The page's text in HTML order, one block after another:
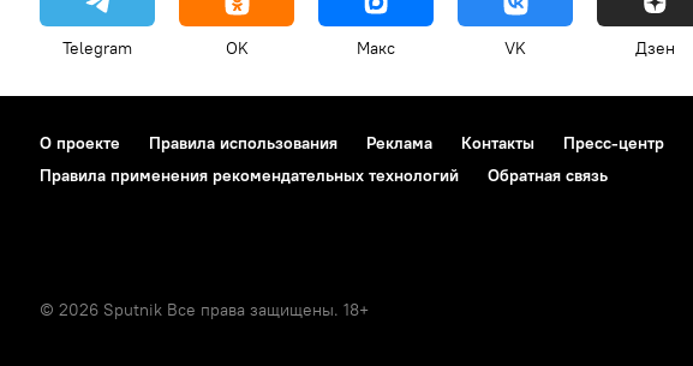
Telegram OK Макс VK Дзен
О проекте Правила использования Реклама Контакты Пресс-центр
Правила применения рекомендательных технологий
Обратная связь
© 2026 Sputnik Все права защищены. 18+